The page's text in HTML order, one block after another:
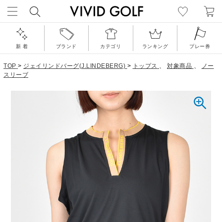
新 着 ブランド カテゴリ ランキング プレー券
TOP > ジェイリンドバーグ(J.LINDEBERG) > トップス 、 対象商品 、
ノー
スリーブ